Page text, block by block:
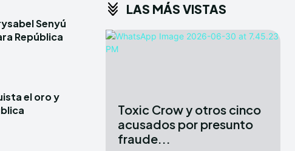
© Newspaper Theme.
© Newspaper Theme.
Senyú
República
el oro y
LAS MÁS VISTAS
Toxic Crow y otros cinco
acusados por presunto
fraude...